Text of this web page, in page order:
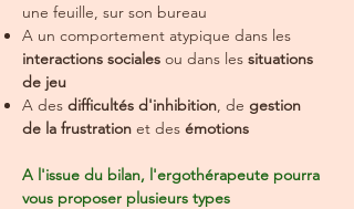
une feuille, sur son bureau
A un comportement atypique dans les
interactions sociales ou dans les situations
de jeu
A des difficultés d'inhibition, de gestion
de la frustration et des émotions
A l'issue du bilan, l'ergothérapeute pourra
vous proposer plusieurs types